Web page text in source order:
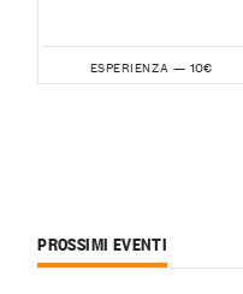
ESPERIENZA — 10€
PROSSIMI EVENTI